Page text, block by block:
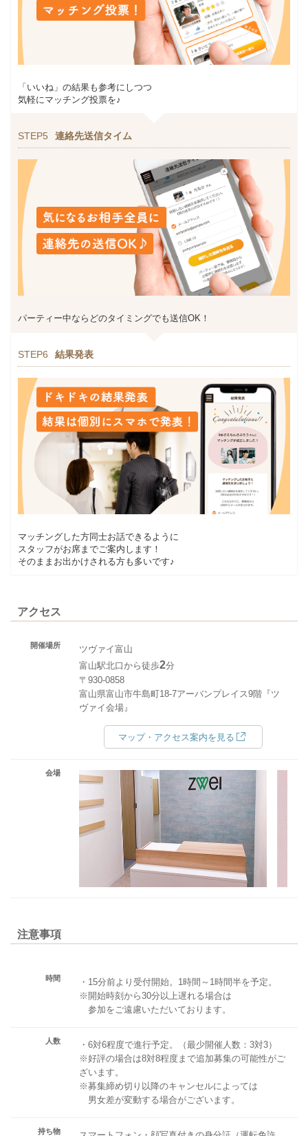
「いいね」の結果も参考にしつつ
気軽にマッチング投票を♪
STEP5 連絡先送信タイム
パーティー中ならどのタイミングでも送信OK！
STEP6 結果発表
マッチングした方同士お話できるように
スタッフがお席までご案内します！
そのままお出かけされる方も多いです♪
アクセス
開催場所
ツヴァイ富山
富山駅北口から徒歩2分
〒930-0858
富山県富山市牛島町18-7アーバンプレイス9階『ツ
ヴァイ会場』
マップ・アクセス案内を見る
会場
注意事項
時間
・15分前より受付開始。1時間～1時間半を予定。
※開始時刻から30分以上遅れる場合は
参加をご遠慮いただいております。
人数
・6対6程度で進行予定。（最少開催人数：3対3）
※好評の場合は8対8程度まで追加募集の可能性がご
ざいます。
※募集締め切り以降のキャンセルによっては
男女差が変動する場合がございます。
持ち物